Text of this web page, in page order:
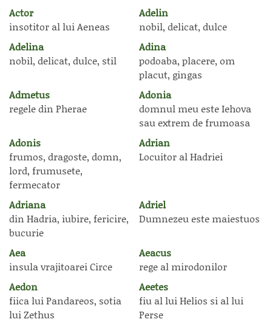
Actor
insotitor al lui Aeneas
Adelin
nobil, delicat, dulce
Adelina
nobil, delicat, dulce, stil
Adina
podoaba, placere, om
placut, gingas
Admetus
regele din Pherae
Adonia
domnul meu este Iehova
sau extrem de frumoasa
Adonis
frumos, dragoste, domn,
lord, frumusete,
fermecator
Adrian
Locuitor al Hadriei
Adriana
din Hadria, iubire, fericire,
bucurie
Adriel
Dumnezeu este maiestuos
Aea
insula vrajitoarei Circe
Aeacus
rege al mirodonilor
Aedon
fiica lui Pandareos, sotia
lui Zethus
Aeetes
fiu al lui Helios si al lui
Perse